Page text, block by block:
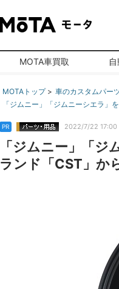
MOTA車買取
MOTAトップ
車のカスタムパー
「ジムニー」「ジムニーシエラ」
PR 2022/7/22 17:00
「ジムニー」「
ランド「CST」か